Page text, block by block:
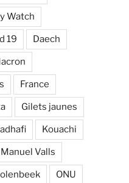
Watch
19 Daech
France
Gilets jaunes
Kouachi
Manuel Valls
ONU